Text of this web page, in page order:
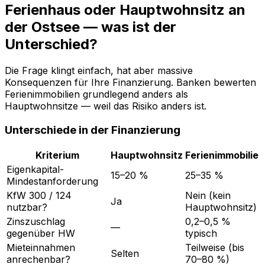
Ferienhaus oder Hauptwohnsitz an
der Ostsee — was ist der
Unterschied?
Die Frage klingt einfach, hat aber massive
Konsequenzen für Ihre Finanzierung. Banken bewerten
Ferienimmobilien grundlegend anders als
Hauptwohnsitze — weil das Risiko anders ist.
Unterschiede in der Finanzierung
Kriterium Hauptwohnsitz Ferienimmobilie
Eigenkapital-
Mindestanforderung
15–20 %
25–35 %
KfW 300 / 124
nutzbar?
Ja
Nein (kein
Hauptwohnsitz)
Zinszuschlag
gegenüber HW
—
0,2–0,5 %
typisch
Mieteinnahmen
anrechenbar?
Selten
Teilweise (bis
70–80 %)